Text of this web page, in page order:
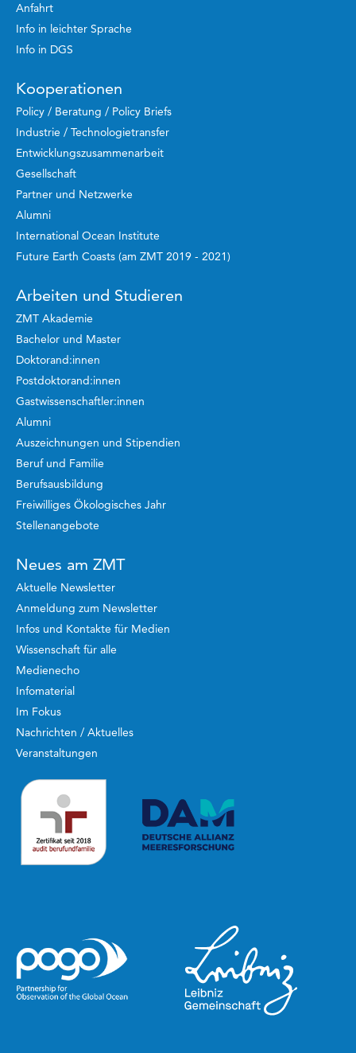
Anfahrt
Info in leichter Sprache
Info in DGS
Kooperationen
Policy / Beratung / Policy Briefs
Industrie / Technologietransfer
Entwicklungszusammenarbeit
Gesellschaft
Partner und Netzwerke
Alumni
International Ocean Institute
Future Earth Coasts (am ZMT 2019 - 2021)
Arbeiten und Studieren
ZMT Akademie
Bachelor und Master
Doktorand:innen
Postdoktorand:innen
Gastwissenschaftler:innen
Alumni
Auszeichnungen und Stipendien
Beruf und Familie
Berufsausbildung
Freiwilliges Ökologisches Jahr
Stellenangebote
Neues am ZMT
Aktuelle Newsletter
Anmeldung zum Newsletter
Infos und Kontakte für Medien
Wissenschaft für alle
Medienecho
Infomaterial
Im Fokus
Nachrichten / Aktuelles
Veranstaltungen